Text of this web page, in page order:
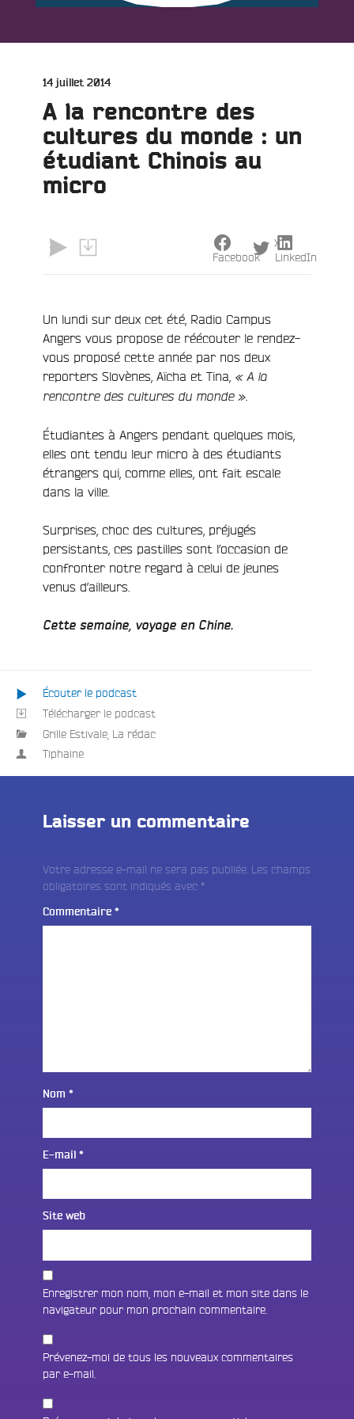
Publié
14 juillet 2014
A la rencontre des
cultures du monde : un
étudiant Chinois au
micro
Un lundi sur deux cet été, Radio Campus
Angers vous propose de réécouter le rendez-
vous proposé cette année par nos deux
reporters Slovènes, Aïcha et Tina, « A la
rencontre des cultures du monde ».
Étudiantes à Angers pendant quelques mois,
elles ont tendu leur micro à des étudiants
étrangers qui, comme elles, ont fait escale
dans la ville.
Surprises, choc des cultures, préjugés
persistants, ces pastilles sont l’occasion de
confronter notre regard à celui de jeunes
venus d’ailleurs.
Cette semaine, voyage en Chine.
Facebook
X
LinkedIn
Écouter le podcast
Télécharger le podcast
Grille Estivale La rédac
Tiphaine
Laisser un commentaire
Votre adresse e-mail ne sera pas publiée. Les champs
obligatoires sont indiqués avec *
Commentaire *
Nom *
E-mail *
Site web
Enregistrer mon nom, mon e-mail et mon site dans le
navigateur pour mon prochain commentaire.
Prévenez-moi de tous les nouveaux commentaires
par e-mail.